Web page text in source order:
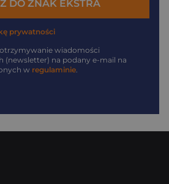
DO ZNAK EKSTRA
prywatności
wiadomości
(newsletter) na podany e-mail na
w regulaminie.